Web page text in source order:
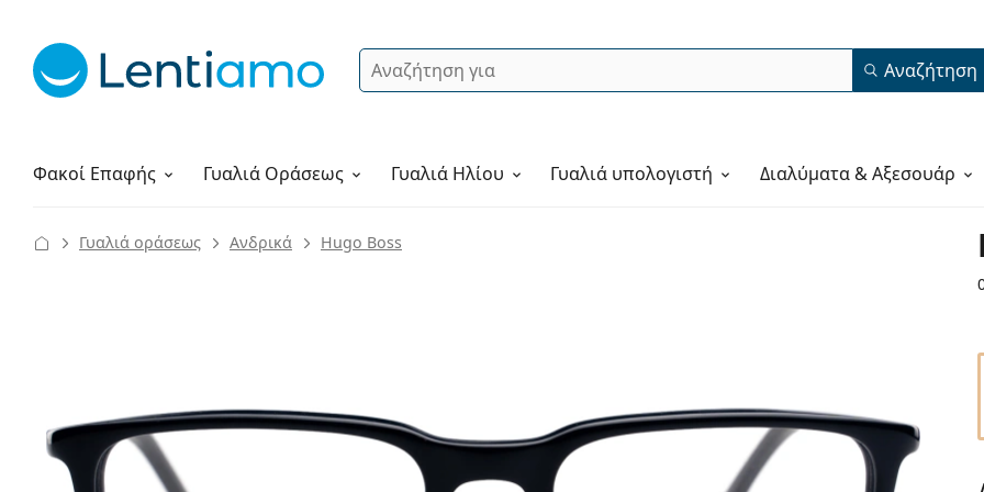
Αναζήτηση Αναζήτηση
Φακοί Επαφής
Υγρά φακών ΓυαλιάΟράσεως Γυαλιά Ηλίου Γυαλιά υπολογιστή Διαλύματα & Αξεσουάρ
Πώς να παραγγείλετε
Γυαλιά οράσεως Ανδρικά Hugo Boss